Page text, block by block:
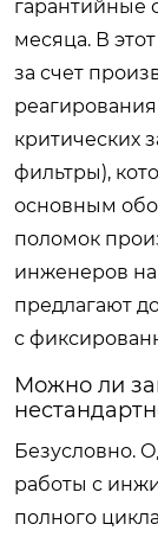
гарантийные
месяца. В
за счет
критических
фильтры),
основным
поломок
инженеров
предлагают
с
Можно ли
Безусловно.
работы с
полного